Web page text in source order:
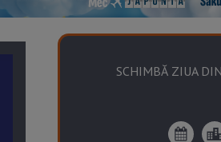
SCHIMBĂ ZIUA